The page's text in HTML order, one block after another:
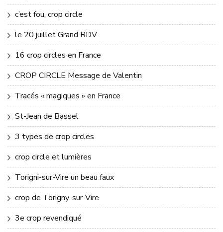
c’est fou, crop circle
le 20 juillet Grand RDV
16 crop circles en France
CROP CIRCLE Message de Valentin
Tracés « magiques » en France
St-Jean de Bassel
3 types de crop circles
crop circle et lumières
Torigni-sur-Vire un beau faux
crop de Torigny-sur-Vire
3e crop revendiqué